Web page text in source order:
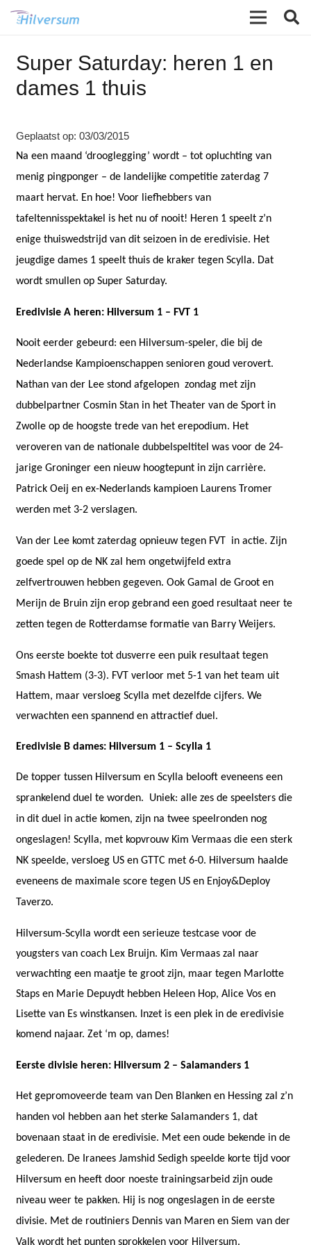
Super Saturday: heren 1 en
dames 1 thuis
Geplaatst op: 03/03/2015
Na een maand ‘drooglegging’ wordt – tot opluchting van
menig pingponger – de landelijke competitie zaterdag 7
maart hervat. En hoe! Voor liefhebbers van
tafeltennisspektakel is het nu of nooit! Heren 1 speelt z’n
enige thuiswedstrijd van dit seizoen in de eredivisie. Het
jeugdige dames 1 speelt thuis de kraker tegen Scylla. Dat
wordt smullen op Super Saturday.
Eredivisie A heren: Hilversum 1 – FVT 1
Nooit eerder gebeurd: een Hilversum-speler, die bij de
Nederlandse Kampioenschappen senioren goud verovert.
Nathan van der Lee stond afgelopen zondag met zijn
dubbelpartner Cosmin Stan in het Theater van de Sport in
Zwolle op de hoogste trede van het erepodium. Het
veroveren van de nationale dubbelspeltitel was voor de 24-
jarige Groninger een nieuw hoogtepunt in zijn carrière.
Patrick Oeij en ex-Nederlands kampioen Laurens Tromer
werden met 3-2 verslagen.
Van der Lee komt zaterdag opnieuw tegen FVT
in actie. Zijn
goede spel op de NK zal hem ongetwijfeld extra
zelfvertrouwen hebben gegeven. Ook Gamal de Groot en
Merijn de Bruin zijn erop gebrand een goed resultaat neer te
zetten tegen de Rotterdamse formatie van Barry Weijers.
Ons eerste boekte tot dusverre een puik resultaat tegen
Smash Hattem (3-3). FVT verloor met 5-1 van het team uit
Hattem, maar versloeg Scylla met dezelfde cijfers. We
verwachten een spannend en attractief duel.
Eredivisie B dames: Hilversum 1 – Scylla 1
De topper tussen Hilversum en Scylla belooft eveneens een
sprankelend duel te worden.
Uniek: alle zes de speelsters die
in dit duel in actie komen, zijn na twee speelronden nog
ongeslagen! Scylla, met kopvrouw Kim Vermaas die een sterk
NK speelde, versloeg US en GTTC met 6-0. Hilversum haalde
eveneens de maximale score tegen US en Enjoy&Deploy
Taverzo.
Hilversum-Scylla wordt een serieuze testcase voor de
yougsters van coach Lex Bruijn. Kim Vermaas zal naar
verwachting een maatje te groot zijn, maar tegen Marlotte
Staps en Marie Depuydt hebben Heleen Hop, Alice Vos en
Lisette van Es winstkansen. Inzet is een plek in de eredivisie
komend najaar. Zet ‘m op, dames!
Eerste divisie heren: Hilversum 2 – Salamanders 1
Het gepromoveerde team van Den Blanken en Hessing zal z’n
handen vol hebben aan het sterke Salamanders 1, dat
bovenaan staat in de eredivisie. Met een oude bekende in de
gelederen. De Iranees Jamshid Sedigh speelde korte tijd voor
Hilversum en heeft door noeste trainingsarbeid zijn oude
niveau weer te pakken. Hij is nog ongeslagen in de eerste
divisie. Met de routiniers Dennis van Maren en Siem van der
Valk wordt het punten sprokkelen voor Hilversum.